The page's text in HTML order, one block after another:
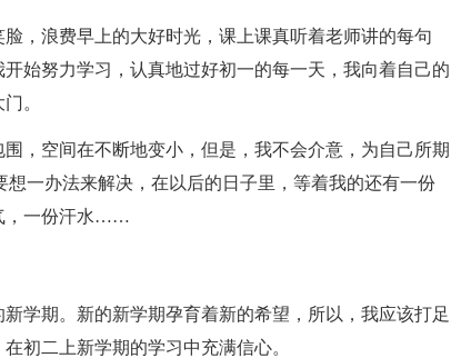
，浪费早上的大好时光，课上课真听着老师讲的每句
始努力学习，认真地过好初一的每一天，我向着自己的
。
，空间在不断地变小，但是，我不会介意，为自己所期
一办法来解决，在以后的日子里，等着我的还有一份
，一份汗水……
学期。新的新学期孕育着新的希望，所以，我应该打足
初二上新学期的学习中充满信心。